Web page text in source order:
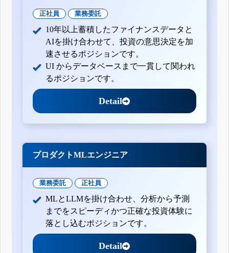
正社員 業務委託
10年以上蓄積したファイナンスデータと
AIを掛け合わせて、投資の意思決定を加
速させるポジションです。
UI からデータベースまで一貫して関われ
るポジションです。
Detail
プロダクトMLエンジニア
業務委託 正社員
MLとLLMを掛け合わせ、分析から予測
までをスピーディかつ正確な投資体験に
落とし込むポジションです。
Detail